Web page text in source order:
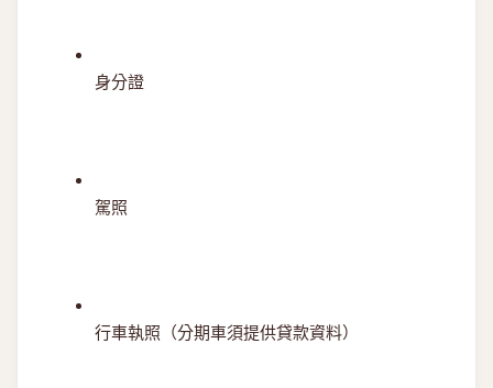
身分證
駕照
行車執照（分期車須提供貸款資料）